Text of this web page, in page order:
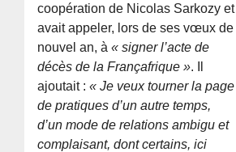
coopération de Nicolas Sarkozy et
avait appeler, lors de ses vœux de
nouvel an, à« signer l’acte de
décès de la Françafrique ». Il
ajoutait :« Je veux tourner la page
de pratiques d’un autre temps,
d’un mode de relations ambigu et
complaisant, dont certains, ici